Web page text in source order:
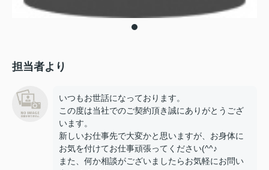
担当者より
いつもお世話になっております。
この度は当社でのご契約頂き誠にありがとうござ
います。
新しいお仕事先で大変かと思いますが、お身体に
お気を付けてお仕事頑張ってください(^^♪
また、何か相談がございましたらお気軽にお問い